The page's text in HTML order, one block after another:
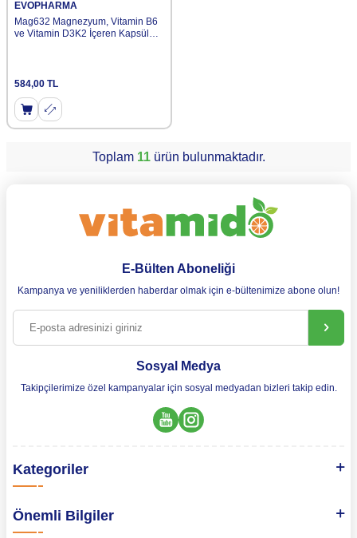
EVOPHARMA
Mag632 Magnezyum, Vitamin B6
ve Vitamin D3K2 İçeren Kapsül
584,00 TL
Toplam 11ürün bulunmaktadır.
E-Bülten Aboneliği
Kampanya ve yeniliklerden haberdar olmak için e-bültenimize abone olun!
Sosyal Medya
Takipçilerimize özel kampanyalar için sosyal medyadan bizleri takip edin.
Kategoriler
Önemli Bilgiler